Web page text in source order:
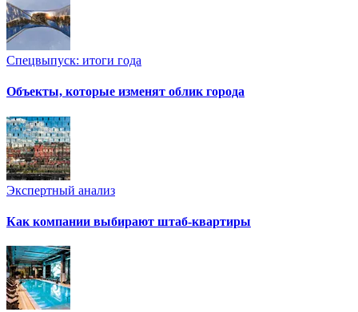
Спецвыпуск: итоги года
Объекты, которые изменят облик города
Экспертный анализ
Как компании выбирают штаб-квартиры